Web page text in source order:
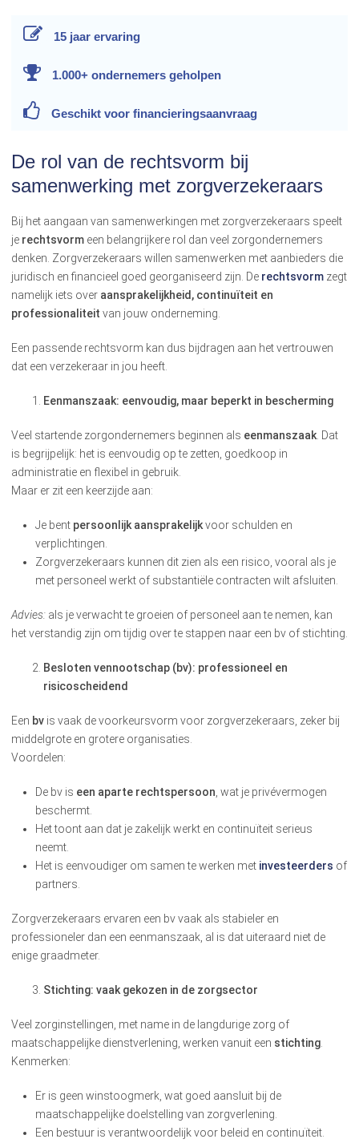
15 jaar ervaring
1.000+ ondernemers geholpen
Geschikt voor financieringsaanvraag
De rol van de rechtsvorm bij
samenwerking met zorgverzekeraars
Bij het aangaan van samenwerkingen met zorgverzekeraars speelt
je rechtsvorm een belangrijkere rol dan veel zorgondernemers
denken. Zorgverzekeraars willen samenwerken met aanbieders die
juridisch en financieel goed georganiseerd zijn. De rechtsvorm zegt
namelijk iets over aansprakelijkheid, continuïteit en
professionaliteit van jouw onderneming.
Een passende rechtsvorm kan dus bijdragen aan het vertrouwen
dat een verzekeraar in jou heeft.
Eenmanszaak: eenvoudig, maar beperkt in bescherming
Veel startende zorgondernemers beginnen als eenmanszaak . Dat
is begrijpelijk: het is eenvoudig op te zetten, goedkoop in
administratie en flexibel in gebruik.
Maar er zit een keerzijde aan:
Je bent persoonlijk aansprakelijkvoor schulden en
verplichtingen.
Zorgverzekeraars kunnen dit zien als een risico, vooral als je
met personeel werkt of substantiële contracten wilt afsluiten.
Advies: als je verwacht te groeien of personeel aan te nemen, kan
het verstandig zijn om tijdig over te stappen naar een bv of stichting.
Besloten vennootschap (bv): professioneel en
risicoscheidend
Een bv is vaak de voorkeursvorm voor zorgverzekeraars, zeker bij
middelgrote en grotere organisaties.
Voordelen:
De bv is een aparte rechtspersoon , wat je privévermogen
beschermt.
Het toont aan dat je zakelijk werkt en continuïteit serieus
neemt.
Het is eenvoudiger om samen te werken met investeerders of
partners.
Zorgverzekeraars ervaren een bv vaak als stabieler en
professioneler dan een eenmanszaak, al is dat uiteraard niet de
enige graadmeter.
Stichting: vaak gekozen in de zorgsector
Veel zorginstellingen, met name in de langdurige zorg of
maatschappelijke dienstverlening, werken vanuit een stichting
Kenmerken:
Er is geen winstoogmerk, wat goed aansluit bij de
maatschappelijke doelstelling van zorgverlening.
Een bestuur is verantwoordelijk voor beleid en continuïteit.